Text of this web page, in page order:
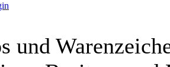
und